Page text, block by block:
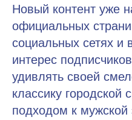
Новый контент уже
официальных
социальных сетях и
интерес
удивлять своей
классику
подходом к мужской